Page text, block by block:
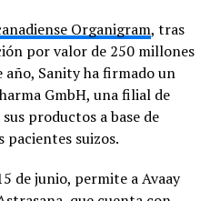
Organigram, tras
por valor de 250 millones
año, Sanity ha firmado un
GmbH, una filial de
productos a base de
pacientes suizos.
de junio, permite a Avaay